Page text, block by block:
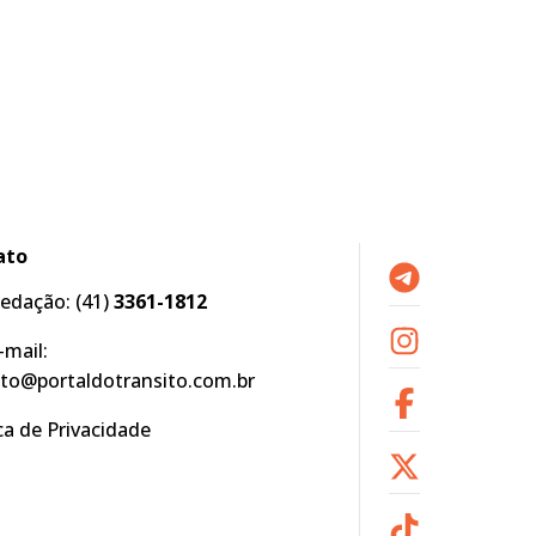
(41)3361-1812
mail:
de Privacidade